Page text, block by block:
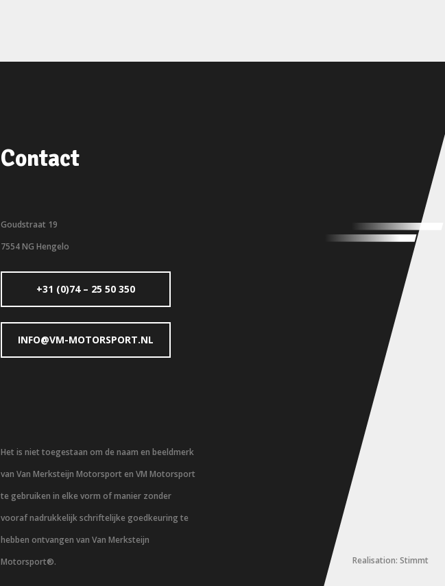
Contact
Goudstraat 19
7554 NG Hengelo
+31 (0)74 – 25 50 350
INFO@VM-MOTORSPORT.NL
Het is niet toegestaan om de naam en beeldmerk
van Van Merksteijn Motorsport en VM Motorsport
te gebruiken in elke vorm of manier zonder
vooraf nadrukkelijk schriftelijke goedkeuring te
hebben ontvangen van Van Merksteijn
Motorsport®.
Realisation: Stimmt